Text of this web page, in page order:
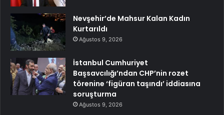
Nevşehir’de Mahsur Kalan Kadın
Kurtarıldı
Ağustos 9, 2026
İstanbul Cumhuriyet
Başsavcılığı’ndan CHP’nin rozet
törenine ‘figüran taşındı’ iddiasına
soruşturma
Ağustos 9, 2026